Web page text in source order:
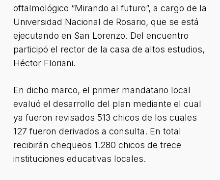
oftalmológico “Mirando al futuro”, a cargo de la
Universidad Nacional de Rosario, que se está
ejecutando en San Lorenzo. Del encuentro
participó el rector de la casa de altos estudios,
Héctor Floriani.
En dicho marco, el primer mandatario local
evaluó el desarrollo del plan mediante el cual
ya fueron revisados 513 chicos de los cuales
127 fueron derivados a consulta. En total
recibirán chequeos 1.280 chicos de trece
instituciones educativas locales.